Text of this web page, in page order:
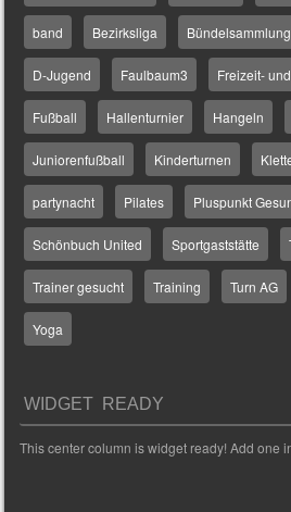
band Bezirksliga Bündelsammlung
D-Jugend Faulbaum3 Freizeit-
Fußball Hallenturnier Hangeln
Juniorenfußball Kinderturnen
partynacht Pilates Pluspunkt
Schönbuch United Sportgaststätte
Trainer gesucht Training Turn AG
Yoga
WIDGET READY
This center column is widget ready! Add one